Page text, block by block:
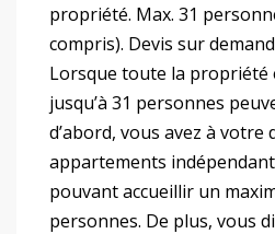
propriété. Max. 31
compris). Devis sur
Lorsque toute la propriété
jusqu’à 31 personnes
d’abord, vous avez à votre
appartements
pouvant accueillir un
personnes. De plus, vous